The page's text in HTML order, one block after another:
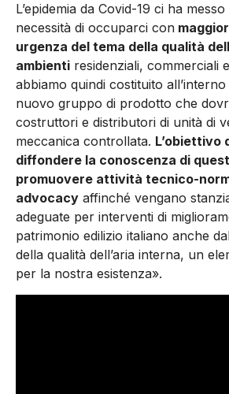
L’epidemia da Covid-19 ci ha
necessità di occuparci con
urgenza del tema della qualità
ambienti residenziali, commerciali
abbiamo quindi costituito
nuovo gruppo di prodotto che
costruttori e distributori di unità di
meccanica controllata. L’obiettivo
diffondere la conoscenza di
promuovere attività tecnico-
advocacy affinché vengano
adeguate per interventi di
patrimonio edilizio italiano anche
della qualità dell’aria interna, un
per la nostra esistenza».